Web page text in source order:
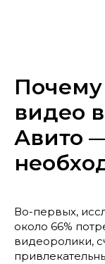
видео
Авито
Во-первых,
около 66%
видеоролики,